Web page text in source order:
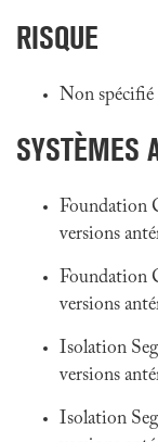
RISQUE
Non
SYSTÈMES
Foundation
versions
Foundation
versions
Isolation
versions
Isolation